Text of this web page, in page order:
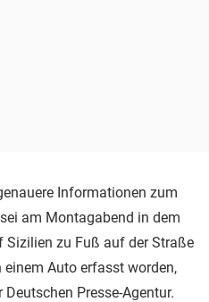
Informationen zum
am Montagabend in dem
Sizilien zu Fuß auf der Straße
Auto erfasst worden,
Presse-Agentur.